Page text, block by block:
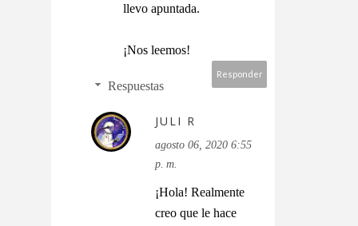
llevo apuntada.
¡Nos leemos!
Responder
Respuestas
JULI R
agosto 06, 2020 6:55
p. m.
¡Hola! Realmente
creo que le hace